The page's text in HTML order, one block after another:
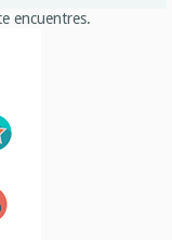
encuentres.